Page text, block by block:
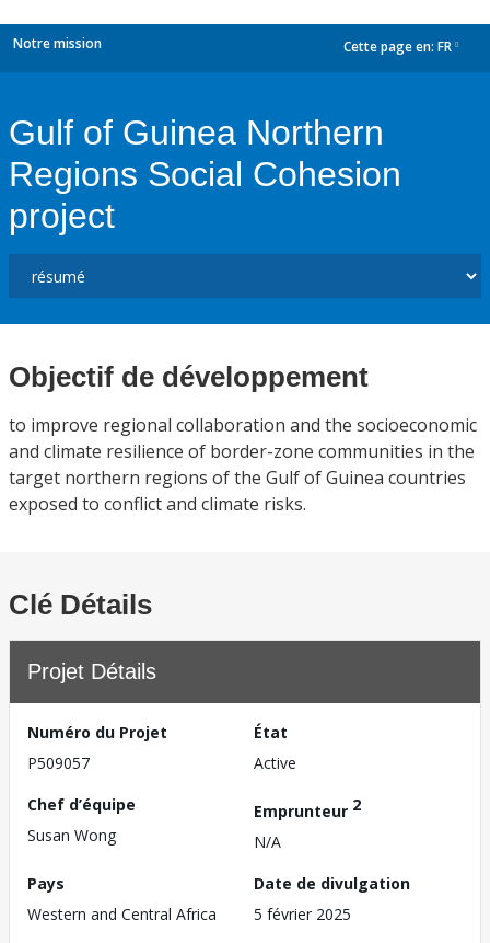
Notre mission Cette page en: FR
Gulf of Guinea Northern
Regions Social Cohesion
project
Objectif de développement
to improve regional collaboration and the socioeconomic
and climate resilience of border-zone communities in the
target northern regions of the Gulf of Guinea countries
exposed to conflict and climate risks.
Clé Détails
Projet Détails
Numéro du Projet
P509057
État
Active
Chef d’équipe
Susan Wong
Emprunteur 2
N/A
Pays
Western and Central Africa
Date de divulgation
5 février 2025